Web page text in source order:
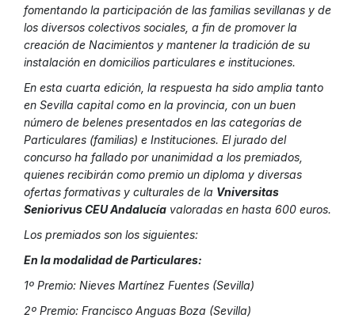
fomentando la participación de las familias sevillanas y de
los diversos colectivos sociales, a fin de promover la
creación de Nacimientos y mantener la tradición de su
instalación en domicilios particulares e instituciones.
En esta cuarta edición, la respuesta ha sido amplia tanto
en Sevilla capital como en la provincia, con un buen
número de belenes presentados en las categorías de
Particulares (familias) e Instituciones. El jurado del
concurso ha fallado por unanimidad a los premiados,
quienes recibirán como premio un diploma y diversas
ofertas formativas y culturales de la Vniversitas
SeniorivusCEUAndalucía valoradas en hasta 600 euros.
Los premiados son los siguientes:
En la modalidad de Particulares:
1º Premio: Nieves Martínez Fuentes (Sevilla)
2º Premio: Francisco Anguas Boza (Sevilla)